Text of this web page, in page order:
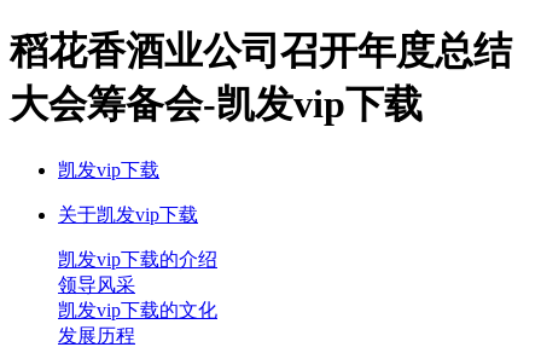
稻花香酒业公司召开年度总结
大会筹备会-凯发vip下载
凯发vip下载
关于凯发vip下载
凯发vip下载的介绍
领导风采
凯发vip下载的文化
发展历程